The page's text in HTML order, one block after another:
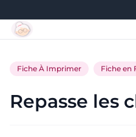
Fiche À Imprimer Fiche en
Repasse les